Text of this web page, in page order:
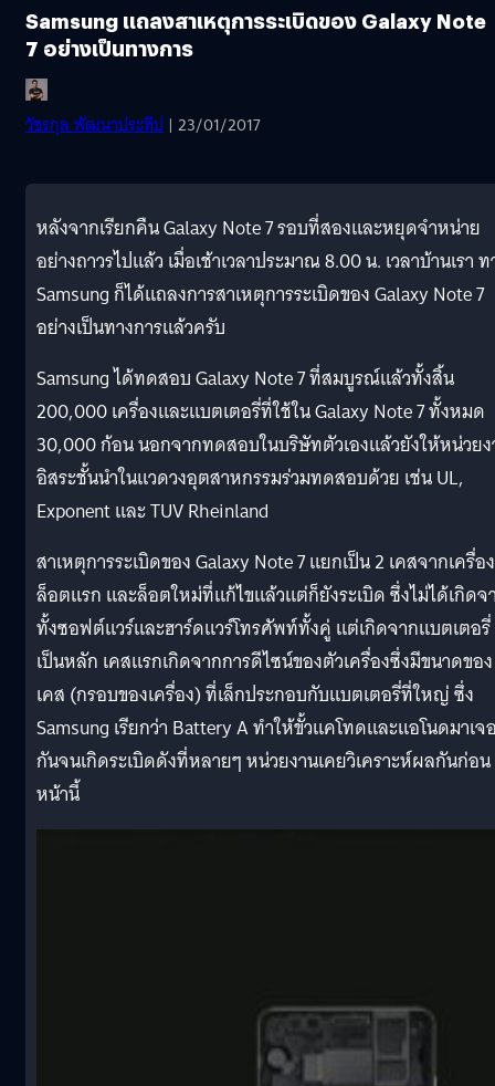
Samsung แถลงสาเหตุการระเบิดของ Galaxy Note
7 อย่างเป็นทางการ
วัชรกุล พัฒนาประทีป | 23/01/2017
หลังจากเรียกคืน Galaxy Note 7 รอบที่สองและหยุดจำหน่าย
อย่างถาวรไปแล้ว เมื่อเช้าเวลาประมาณ 8.00 น. เวลาบ้านเรา ท
Samsung ก็ได้แถลงการสาเหตุการระเบิดของ Galaxy Note 7
อย่างเป็นทางการแล้วครับ
Samsung ได้ทดสอบ Galaxy Note 7 ที่สมบูรณ์แล้วทั้งสิ้น
200,000 เครื่องและแบตเตอรี่ที่ใช้ใน Galaxy Note 7 ทั้งหมด
30,000 ก้อน นอกจากทดสอบในบริษัทตัวเองแล้วยังให้หน่วย
อิสระชั้นนำในแวดวงอุตสาหกรรมร่วมทดสอบด้วย เช่น UL,
Exponent และ TUV Rheinland
สาเหตุการระเบิดของ Galaxy Note 7 แยกเป็น 2 เคสจากเครื่อง
ล็อตแรก และล็อตใหม่ที่แก้ไขแล้วแต่ก็ยังระเบิด ซึ่งไม่ได้เกิดจ
ทั้งซอฟต์แวร์และฮาร์ดแวร์โทรศัพท์ทั้งคู่ แต่เกิดจากแบตเตอรี่
เป็นหลัก เคสแรกเกิดจากการดีไซน์ของตัวเครื่องซึ่งมีขนาดของ
เคส (กรอบของเครื่อง) ที่เล็กประกอบกับแบตเตอรี่ที่ใหญ่ ซึ่ง
Samsung เรียกว่า Battery A ทำให้ขั้วแคโทดและแอโนดมาเจ
กันจนเกิดระเบิดดังที่หลายๆ หน่วยงานเคยวิเคราะห์ผลกันก่อน
หน้านี้